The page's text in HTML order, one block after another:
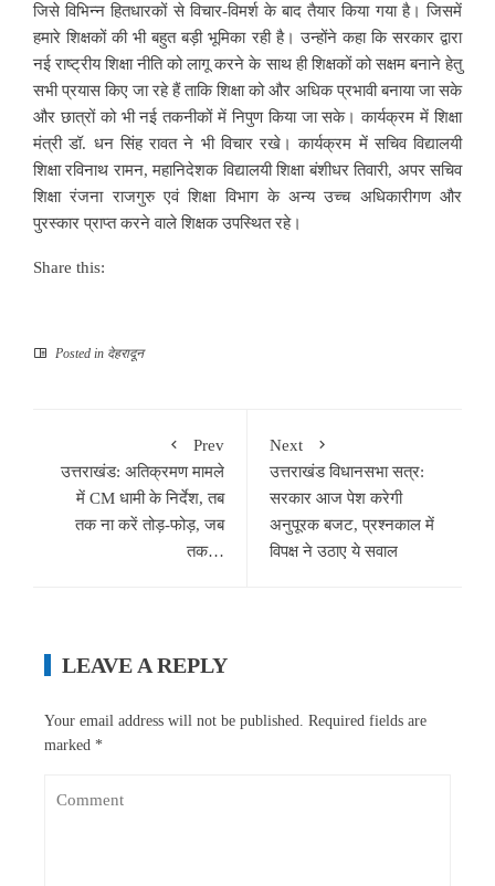
जिसे विभिन्न हितधारकों से विचार-विमर्श के बाद तैयार किया गया है। जिसमें
हमारे शिक्षकों की भी बहुत बड़ी भूमिका रही है। उन्होंने कहा कि सरकार द्वारा
नई राष्ट्रीय शिक्षा नीति को लागू करने के साथ ही शिक्षकों को सक्षम बनाने हेतु
सभी प्रयास किए जा रहे हैं ताकि शिक्षा को और अधिक प्रभावी बनाया जा सके
और छात्रों को भी नई तकनीकों में निपुण किया जा सके। कार्यक्रम में शिक्षा
मंत्री डॉ. धन सिंह रावत ने भी विचार रखे। कार्यक्रम में सचिव विद्यालयी
शिक्षा रविनाथ रामन, महानिदेशक विद्यालयी शिक्षा बंशीधर तिवारी, अपर सचिव
शिक्षा रंजना राजगुरु एवं शिक्षा विभाग के अन्य उच्च अधिकारीगण और
पुरस्कार प्राप्त करने वाले शिक्षक उपस्थित रहे।
Share this:
Posted in देहरादून
Prev
उत्तराखंड: अतिक्रमण मामले
में CM धामी के निर्देश, तब
तक ना करें तोड़-फोड़, जब
तक…
Next
उत्तराखंड विधानसभा सत्र:
सरकार आज पेश करेगी
अनुपूरक बजट, प्रश्नकाल में
विपक्ष ने उठाए ये सवाल
LEAVE A REPLY
Your email address will not be published. Required fields are
marked *